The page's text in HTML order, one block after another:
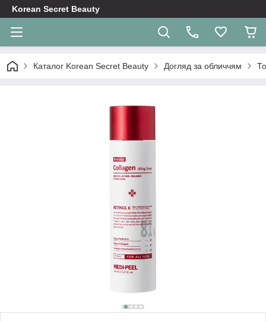
Korean Secret Beauty
Каталог Korean Secret Beauty Догляд за обличчям